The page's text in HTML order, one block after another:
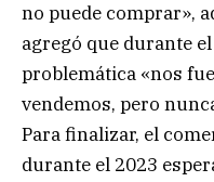
no puede comprar»,
agregó que durante
problemática «nos
vendemos, pero
Para finalizar, el
durante el 2023